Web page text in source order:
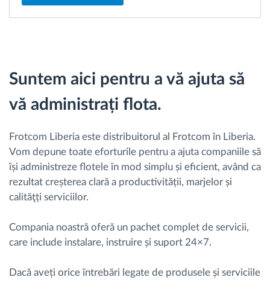
Cum satisfacem fiecare necesitate a flotei
Suntem aici pentru a vă ajuta să
vă administrați flota.
Frotcom Liberia este distribuitorul al Frotcom în Liberia.
Vom depune toate eforturile pentru a ajuta companiile să
își administreze flotele în mod simplu și eficient, având ca
rezultat creșterea clară a productivității, marjelor și
calităţți serviciilor.
Compania noastră oferă un pachet complet de servicii,
care include instalare, instruire și suport 24×7.
Dacă aveți orice întrebări legate de produsele și serviciile